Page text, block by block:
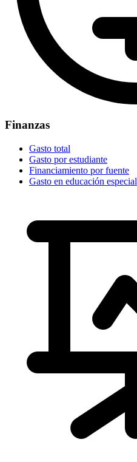
Finanzas
Gasto total
Gasto por estudiante
Financiamiento por fuente
Gasto en educación especial